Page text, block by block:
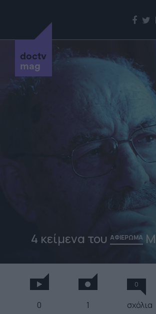
doctv
mag
4 κείμενα του ΑΦΙΕΡΩΜΑ
0 1
0
σχόλια